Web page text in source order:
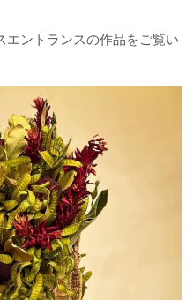
ントランスの作品をご覧い